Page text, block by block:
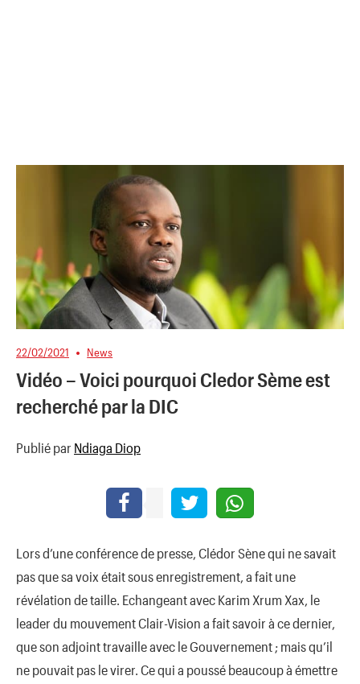
22/02/2021 News
Vidéo – Voici pourquoi Cledor Sème est
recherché par la DIC
Publié par Ndiaga Diop
Lors d’une conférence de presse, Clédor Sène qui ne savait
pas que sa voix était sous enregistrement, a fait une
révélation de taille. Echangeant avec Karim Xrum Xax, le
leader du mouvement Clair-Vision a fait savoir à ce dernier,
que son adjoint travaille avec le Gouvernement ; mais qu’il
ne pouvait pas le virer. Ce qui a poussé beaucoup à émettre